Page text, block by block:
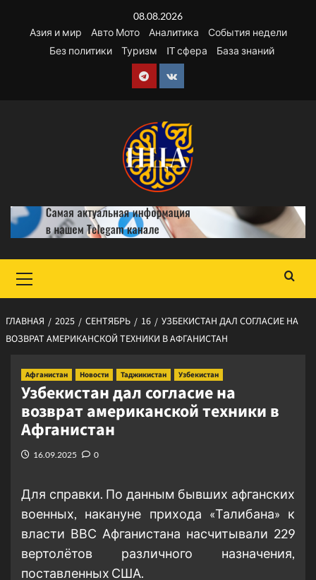
содержимому
08.08.2026
Азия и мир
Авто Мото Аналитика
События недели
Без политики
Туризм IT сфера База знаний
Telegram
VK
меню
ГЛАВНАЯ 2025 СЕНТЯБРЬ 16
УЗБЕКИСТАН ДАЛ СОГЛАСИЕ НА
ВОЗВРАТ АМЕРИКАНСКОЙ ТЕХНИКИ В АФГАНИСТАН
Афганистан Новости Таджикистан Узбекистан
Узбекистан дал согласие на
возврат американской техники в
Афганистан
16.09.2025 0
Для справки. По данным бывших афганских
военных, накануне прихода «Талибана» к
власти ВВС Афганистана насчитывали 229
вертолётов различного назначения,
поставленных США.